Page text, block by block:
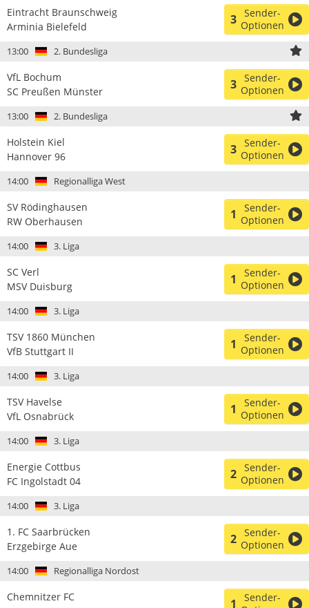
Eintracht Braunschweig
Arminia Bielefeld
3 Sender-
Optionen
13:00 2. Bundesliga
VfL Bochum
SC Preußen Münster
3 Sender-
Optionen
13:00 2. Bundesliga
Holstein Kiel
Hannover 96
3 Sender-
Optionen
14:00 Regionalliga West
SV Rödinghausen
RW Oberhausen
1
Sender-
Optionen
14:00 3. Liga
SC Verl
MSV Duisburg
1
Sender-
Optionen
14:00 3. Liga
TSV 1860 München
VfB Stuttgart II
1
Sender-
Optionen
14:00 3. Liga
TSV Havelse
VfL Osnabrück
1
Sender-
Optionen
14:00 3. Liga
Energie Cottbus
FC Ingolstadt 04
2 Sender-
Optionen
14:00 3. Liga
1. FC Saarbrücken
Erzgebirge Aue
2 Sender-
Optionen
14:00 Regionalliga Nordost
Chemnitzer FC
1
Sender-